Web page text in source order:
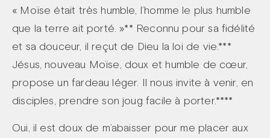
« Moïse était très humble, l’homme le plus humble
que la terre ait porté. »** Reconnu pour sa fidélité
et sa douceur, il reçut de Dieu la loi de vie.***
Jésus, nouveau Moïse, doux et humble de cœur,
propose un fardeau léger. Il nous invite à venir, en
disciples, prendre son joug facile à porter.****
Oui, il est doux de m’abaisser pour me placer aux